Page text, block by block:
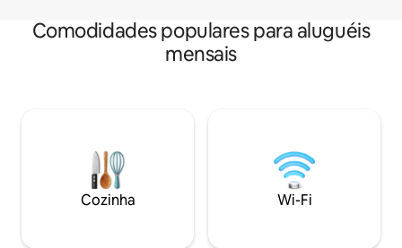
Comodidades populares para aluguéis
mensais
Cozinha Wi-Fi